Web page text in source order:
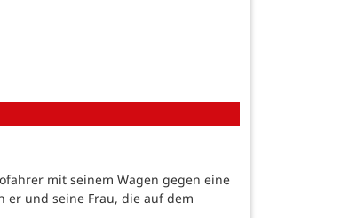
mit seinem Wagen gegen eine
er und seine Frau, die auf dem